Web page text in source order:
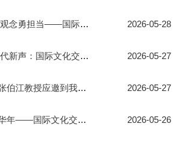
认清形势明方向 端正观念勇担当——国际文化交流学院举办2026届毕... 2026-05-28
赓续红色精神 传播时代新声：国际文化交流学院举行全体党员培训... 2026-05-27
中国社会科学院大学张伯江教授应邀到我院“望道语言文化讲坛”作... 2026-05-27
春晖聚复旦，情深忆华年——国际文化交流学院2026年校友返校座谈会... 2026-05-26